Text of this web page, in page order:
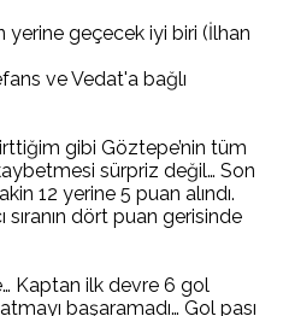
yerine geçecek iyi biri (İlhan
ve Vedat'a bağlı
gibi Göztepe’nin tüm
sürpriz değil… Son
12 yerine 5 puan alındı.
sıranın dört puan gerisinde
Kaptan ilk devre 6 gol
başaramadı… Gol pası